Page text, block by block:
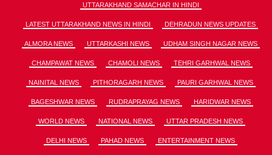
UTTARAKHAND SAMACHAR IN HINDI
LATEST UTTARAKHAND NEWS IN HINDI DEHRADUN NEWS UPDATES
ALMORA NEWS UTTARKASHI NEWS UDHAM SINGH NAGAR NEWS
CHAMPAWAT NEWS CHAMOLI NEWS TEHRI GARHWAL NEWS
NAINITAL NEWS PITHORAGARH NEWS PAURI GARHWAL NEWS
BAGESHWAR NEWS RUDRAPRAYAG NEWS HARIDWAR NEWS
WORLD NEWS NATIONAL NEWS UTTAR PRADESH NEWS
DELHI NEWS PAHAD NEWS ENTERTAINMENT NEWS